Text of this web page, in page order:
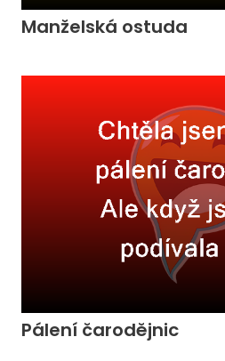
Manželská ostuda
Pálení čarodějnic